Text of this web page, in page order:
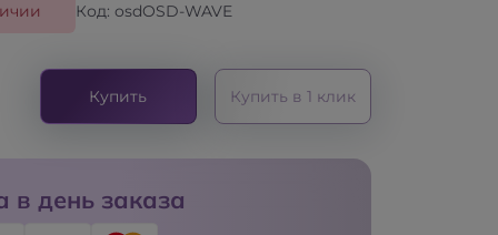
Код: osdOSD-WAVE
Купить Купить в 1 клик
в день заказа